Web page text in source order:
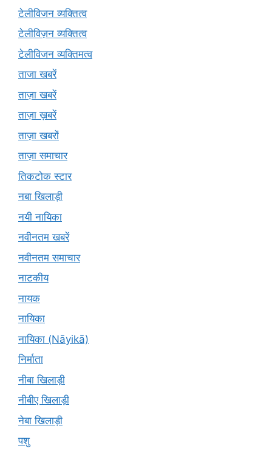
टेलीविजन व्यक्तित्व
टेलीविज़न व्यक्तित्व
टेलीविजन व्यक्तिमत्व
ताजा खबरें
ताज़ा खबरें
ताज़ा ख़बरें
ताज़ा खबरों
ताज़ा समाचार
तिकटोक स्टार
नबा खिलाड़ी
नयी नायिका
नवीनतम खबरें
नवीनतम समाचार
नाटकीय
नायक
नायिका
नायिका (Nāyikā)
निर्माता
नीबा खिलाड़ी
नीबीए खिलाड़ी
नेबा खिलाड़ी
पशु